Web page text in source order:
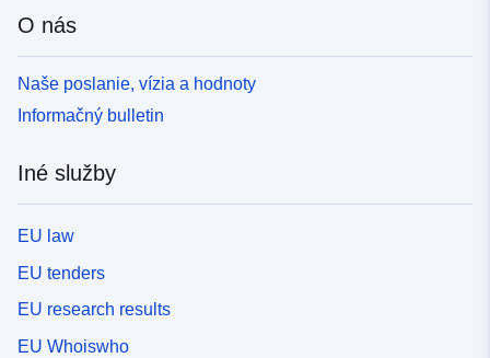
O nás
Naše poslanie, vízia a hodnoty
Informačný bulletin
Iné služby
EU law
EU tenders
EU research results
EU Whoiswho